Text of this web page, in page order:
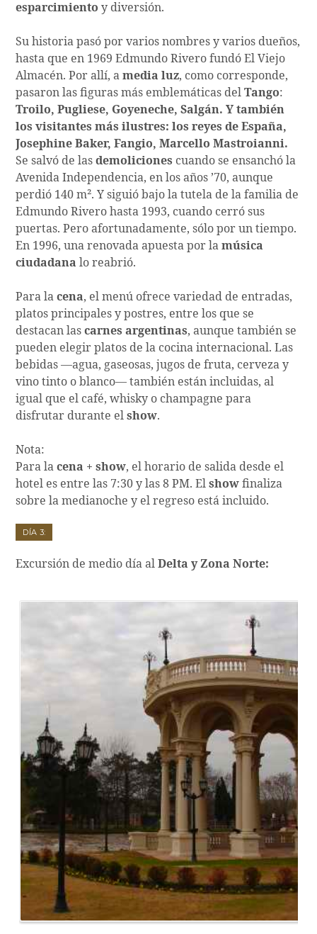
esparcimiento y diversión.
Su historia pasó por varios nombres y varios dueños,
hasta que en 1969 Edmundo Rivero fundó El Viejo
Almacén. Por allí, amedia luz, como corresponde,
pasaron las figuras más emblemáticas delTango:
Troilo, Pugliese, Goyeneche, Salgán. Y también
los visitantes más ilustres: los reyes de España,
Josephine Baker, Fangio, Marcello Mastroianni.
Se salvó de lasdemoliciones cuando se ensanchó la
Avenida Independencia, en los años ’70, aunque
perdió 140 m². Y siguió bajo la tutela de la familia de
Edmundo Rivero hasta 1993, cuando cerró sus
puertas. Pero afortunadamente, sólo por un tiempo.
En 1996, una renovada apuesta por lamúsica
ciudadana lo reabrió.
Para lacena, el menú ofrece variedad de entradas,
platos principales y postres, entre los que se
destacan lascarnes argentinas, aunque también se
pueden elegir platos de la cocina internacional. Las
bebidas —agua, gaseosas, jugos de fruta, cerveza y
vino tinto o blanco— también están incluidas, al
igual que el café, whisky o champagne para
disfrutar durante elshow.
Nota:
Para lacena + show, el horario de salida desde el
hotel es entre las 7:30 y las 8 PM. Elshow finaliza
sobre la medianoche y el regreso está incluido.
Día 3:
Excursión de medio día alDelta y Zona Norte: